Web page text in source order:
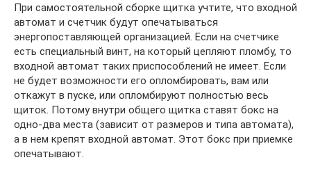
При самостоятельной сборке щитка учтите, что входной
автомат и счетчик будут опечатываться
энергопоставляющей организацией. Если на счетчике
есть специальный винт, на который цепляют пломбу, то
входной автомат таких приспособлений не имеет. Если
не будет возможности его опломбировать, вам или
откажут в пуске, или опломбируют полностью весь
щиток. Потому внутри общего щитка ставят бокс на
одно-два места (зависит от размеров и типа автомата),
а в нем крепят входной автомат. Этот бокс при приемке
опечатывают.